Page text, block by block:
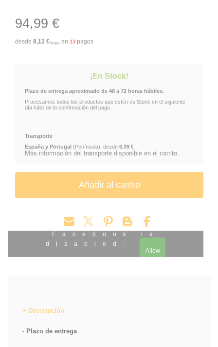
TOPNOBLECOLLECTION
94,99 €
desde 8,12 €/mes en 13 pagos
¡En Stock!
Plazo de entrega aproximado de 48 a 72 horas hábiles.
Procesamos todos los productos que estén es Stock en el siguiente
día hábil de la confirmación del pago.
Transporte
España y Portugal (Península): desde 6,39 €
Más información del transporte disponible en el carrito.
Facebook is
disabled.
Allow
Descripción
Plazo de entrega